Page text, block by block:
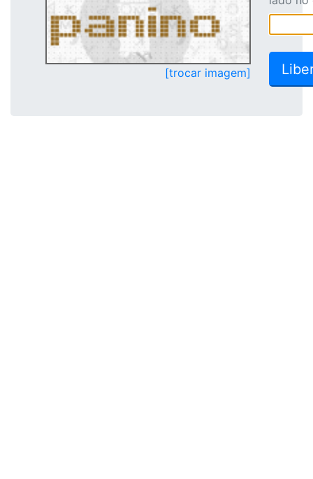
[trocar imagem]